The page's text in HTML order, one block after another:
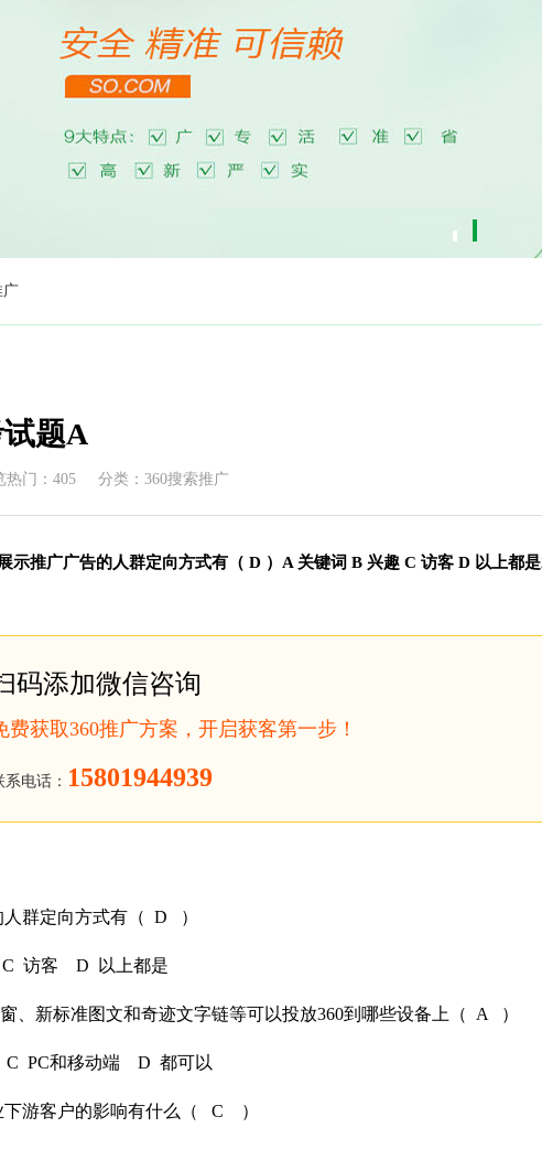
广
题A
热门：405 分类：360搜索推广
示推广广告的人群定向方式有（ D ）A 关键词 B 兴趣 C 访客 D 以上都
码添加微信咨询
费获取360推广方案，开启获客第一步！
系电话： 15801944939
人群定向方式有（ D ）
访客 D 以上都是
、新标准图文和奇迹文字链等可以投放360到哪些设备上（ A ）
PC和移动端 D 都可以
下游客户的影响有什么（ C ）